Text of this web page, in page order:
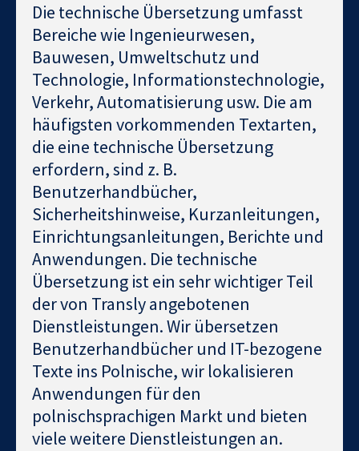
Die technische Übersetzung umfasst
Bereiche wie Ingenieurwesen,
Bauwesen, Umweltschutz und
Technologie, Informationstechnologie,
Verkehr, Automatisierung usw. Die am
häufigsten vorkommenden Textarten,
die eine technische Übersetzung
erfordern, sind z. B.
Benutzerhandbücher,
Sicherheitshinweise, Kurzanleitungen,
Einrichtungsanleitungen, Berichte und
Anwendungen. Die technische
Übersetzung ist ein sehr wichtiger Teil
der von Transly angebotenen
Dienstleistungen. Wir übersetzen
Benutzerhandbücher und IT-bezogene
Texte ins Polnische, wir lokalisieren
Anwendungen für den
polnischsprachigen Markt und bieten
viele weitere Dienstleistungen an.